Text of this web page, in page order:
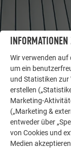
LASSEN SIE
WEITERE
Wir verwenden auf
um ein
und Statistiken zur
erstellen
Marketing-
(„Marketing &
entweder über
von Cookies und
Medien